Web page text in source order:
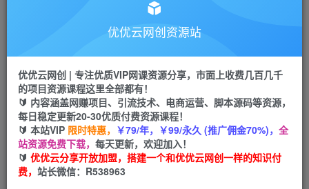
会员专属资源
会员免费
您暂无购买权限，请先开通会员
开通会员
优优云网创资源站
优优云网创 | 专注优质VIP网课资源分享，市面上收费几百几千
的项目资源课程这里全部都有！
🔰 内容涵盖网赚项目、引流技术、电商运营、脚本源码等资源，
每日稳定更新20-30优质付费资源课程！
🔰 本站VIP 限时特惠， ￥79/年，￥99/永久 (推广佣金70%)， 全
站资源免费下载， 每天更新，欢迎加入！
🔰 优优云分享开放加盟，搭建一个和优优云网创一样的知识付
费， 站长微信：R538963